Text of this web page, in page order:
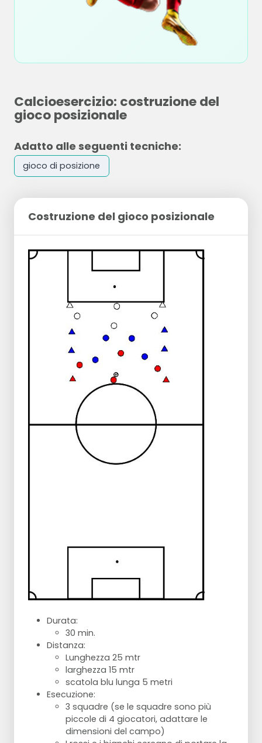
Calcioesercizio: costruzione del
gioco posizionale
Adatto alle seguenti tecniche:
gioco di posizione
Costruzione del gioco posizionale
Durata:
30 min.
Distanza:
Lunghezza 25 mtr
larghezza 15 mtr
scatola blu lunga 5 metri
Esecuzione:
3 squadre (se le squadre sono più
piccole di 4 giocatori, adattare le
dimensioni del campo)